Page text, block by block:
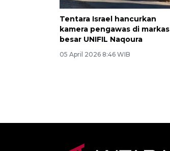
Tentara Israel hancurkan
kamera pengawas di markas
besar UNIFIL Naqoura
05 April 2026 8:46 WIB